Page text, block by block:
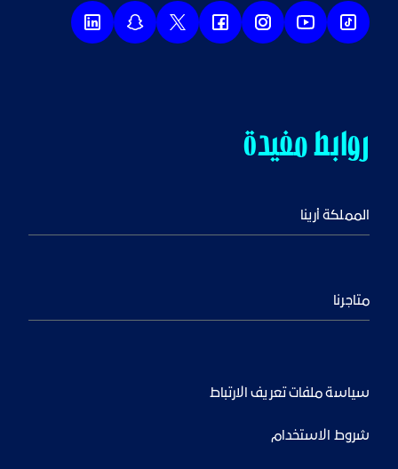
روابط مفيدة
المملكة أرينا
متاجرنا
سياسة ملفات تعريف الارتباط
شروط الاستخدام